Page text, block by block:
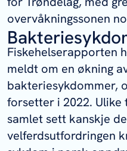
overvåkningssonen
Fiskehelserapporten
meldt om en økning
bakteriesykdommer,
forsetter i 2022.
samlet sett kanskje
velferdsutfordringen